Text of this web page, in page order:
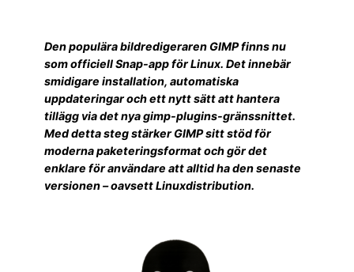
Den populära bildredigeraren GIMP finns nu
som officiell Snap-app för Linux. Det innebär
smidigare installation, automatiska
uppdateringar och ett nytt sätt att hantera
tillägg via det nya gimp-plugins-gränssnittet.
Med detta steg stärker GIMP sitt stöd för
moderna paketeringsformat och gör det
enklare för användare att alltid ha den senaste
versionen – oavsett Linuxdistribution.